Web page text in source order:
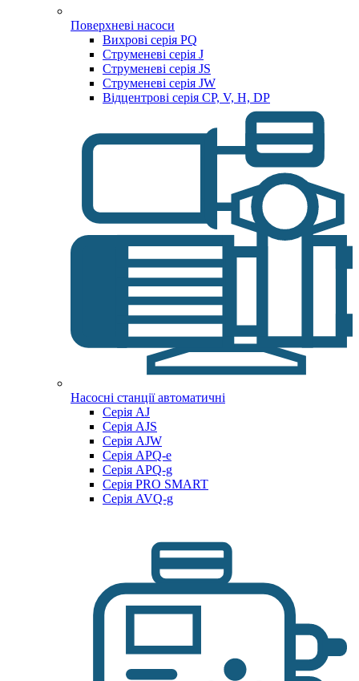
Поверхневі насоси
Вихрові серія PQ
Струменеві серія J
Струменеві серія JS
Струменеві серія JW
Відцентрові серія CP, V, H, DP
Насосні станції автоматичні
Серія AJ
Серія AJS
Серія AJW
Серія APQ-e
Серія APQ-g
Серія PRO SMART
Серія AVQ-g